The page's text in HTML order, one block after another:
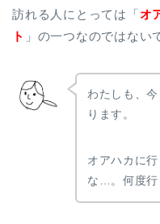
訪れる人にとっては「オ
ト 」の一つなのではない
わたしも、
ります。
オアハカに
な…。何度行